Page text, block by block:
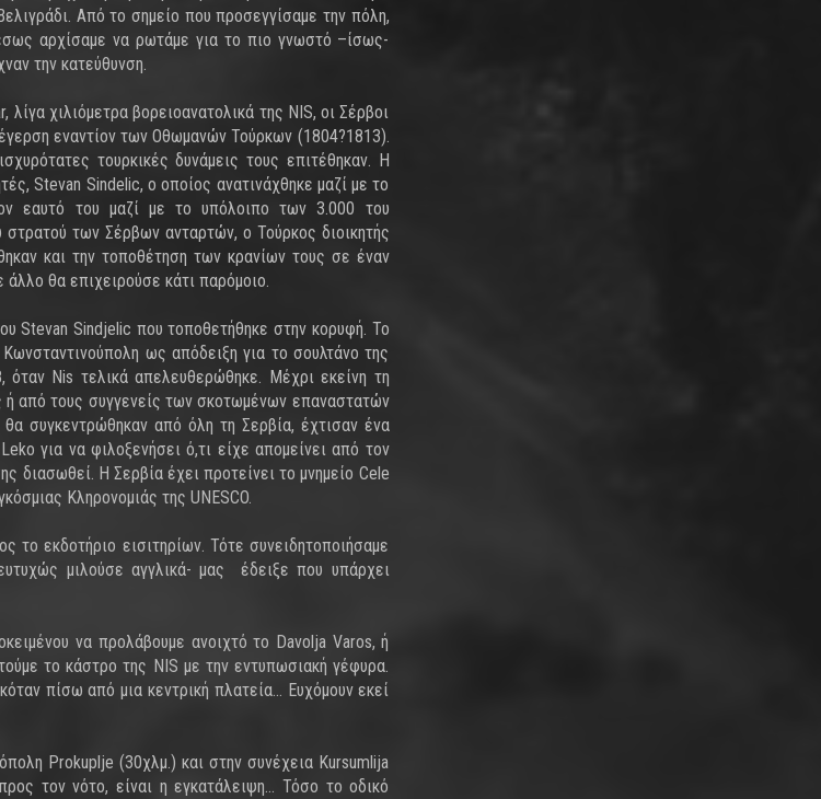
Από το σημείο που προσεγγίσαμε την πόλη,
αρχίσαμε να ρωτάμε για το πιο γνωστό –ίσως-
την κατεύθυνση.
χιλιόμετρα βορειοανατολικά της NIS, οι Σέρβοι
εναντίον των Οθωμανών Τούρκων (1804?1813).
τουρκικές δυνάμεις τους επιτέθηκαν. Η
Stevan Sindelic, ο οποίος ανατινάχθηκε μαζί με το
εαυτό του μαζί με το υπόλοιπο των 3.000 του
των Σέρβων ανταρτών, ο Τούρκος διοικητής
και την τοποθέτηση των κρανίων τους σε έναν
θα επιχειρούσε κάτι παρόμοιο.
Stevan Sindjelic που τοποθετήθηκε στην κορυφή. Το
ως απόδειξη για το σουλτάνο της
Nis τελικά απελευθερώθηκε. Μέχρι εκείνη τη
ή από τους συγγενείς των σκοτωμένων επαναστατών
συγκεντρώθηκαν από όλη τη Σερβία, έχτισαν ένα
για να φιλοξενήσει ό,τι είχε απομείνει από τον
διασωθεί. Η Σερβία έχει προτείνει το μνημείο Cele
Κληρονομιάς της UNESCO.
το εκδοτήριο εισιτηρίων. Τότε συνειδητοποιήσαμε
μιλούσε αγγλικά- μας έδειξε που υπάρχει
να προλάβουμε ανοιχτό το Davolja Varos, ή
το κάστρο της NIS με την εντυπωσιακή γέφυρα.
πίσω από μια κεντρική πλατεία… Ευχόμουν εκεί
Prokuplje (30χλμ.) και στην συνέχεια Kursumlija
τον νότο, είναι η εγκατάλειψη… Τόσο το οδικό